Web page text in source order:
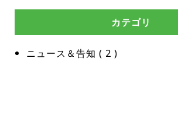
カテゴリ
ニュース＆告知 ( 2 )